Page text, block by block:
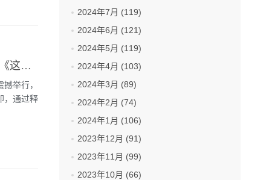
易烊千玺佩戴Boucheron宝诗龙Quatre Black系列宽版戒指 火爆引燃《这！就是街舞》第二季发布会
举行，
，通过释
2024年7月 (119)
2024年6月 (121)
2024年5月 (119)
2024年4月 (103)
2024年3月 (89)
2024年2月 (74)
2024年1月 (106)
2023年12月 (91)
2023年11月 (99)
2023年10月 (66)